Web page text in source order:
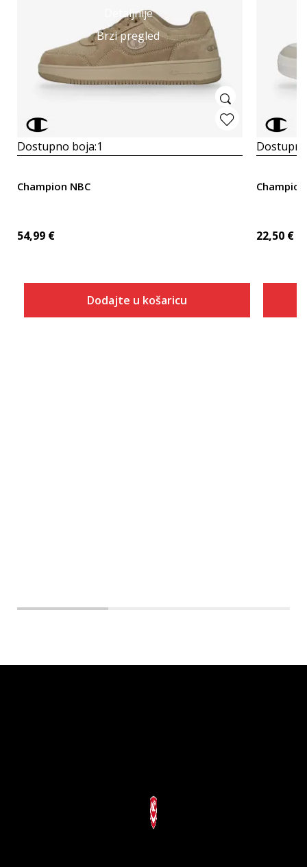
Detaljnije
Brzi pregled
Dostupno boja:1
Champion NBC
54,99 €
Dodajte u košaricu
22,50 €